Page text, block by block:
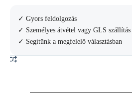
állványos
eredményjelző
mennyiség
✓ Gyors feldolgozás
✓ Személyes átvétel vagy GLS szállítás
✓ Segítünk a megfelelő választásban